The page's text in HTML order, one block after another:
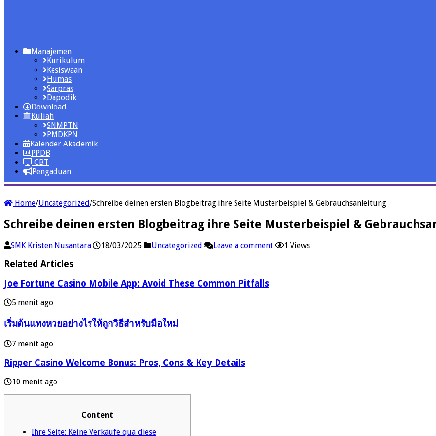
Manajemen
Kurikulum
Kesiswaan
Humas
Sarpras
Dapodik
Download
Kuliah
SNMPTN
PMDKPN
Kalender Akademik
PPDB
CBT
Pengaduan
Home/Uncategorized/Schreibe deinen ersten Blogbeitrag ihre Seite Musterbeispiel & Gebrauchsanleitung
Schreibe deinen ersten Blogbeitrag ihre Seite Musterbeispiel &
SMK Kristen Nusantara 18/03/2025 Uncategorized Leave a comment 1 Views
Related Articles
Joe Fortune Casino Mobile App: Avoid These Common Pitfalls
5 menit ago
เริ่มต้นแทงหวยอย่างไรให้ถูกวิธีสำหรับมือใหม่
7 menit ago
Ripper Casino Welcome Bonus: Pros, Cons & Key Details
10 menit ago
Content
Ihre Seite: Keine Verkäufe qua diese